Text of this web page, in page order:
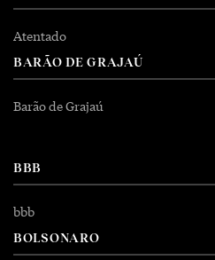
Atentado
BARÃO DE GRAJAÚ
Barão de Grajaú
BBB
bbb
BOLSONARO